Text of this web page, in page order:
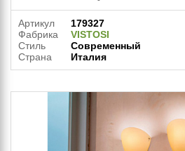
Артикул
179327
Фабрика
VISTOSI
Стиль
Современный
Страна
Италия